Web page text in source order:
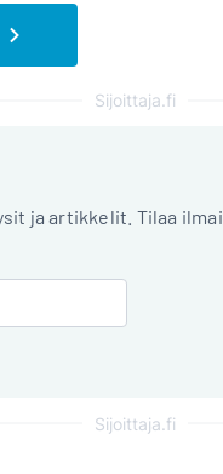
Sijoittaja.fi
ja artikkelit. Tilaa
Sijoittaja.fi